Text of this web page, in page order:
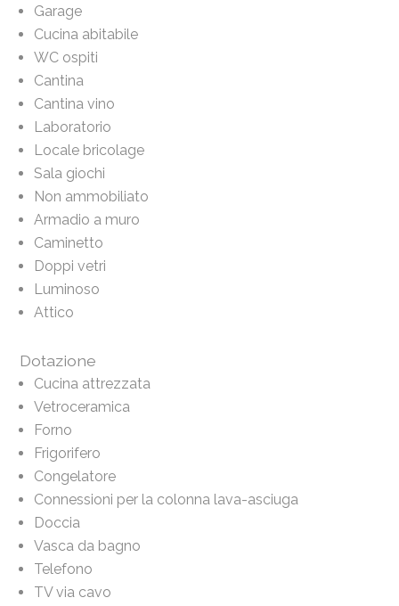
Garage
Cucina abitabile
WC ospiti
Cantina
Cantina vino
Laboratorio
Locale bricolage
Sala giochi
Non ammobiliato
Armadio a muro
Caminetto
Doppi vetri
Luminoso
Attico
Dotazione
Cucina attrezzata
Vetroceramica
Forno
Frigorifero
Congelatore
Connessioni per la colonna lava-asciuga
Doccia
Vasca da bagno
Telefono
TV via cavo